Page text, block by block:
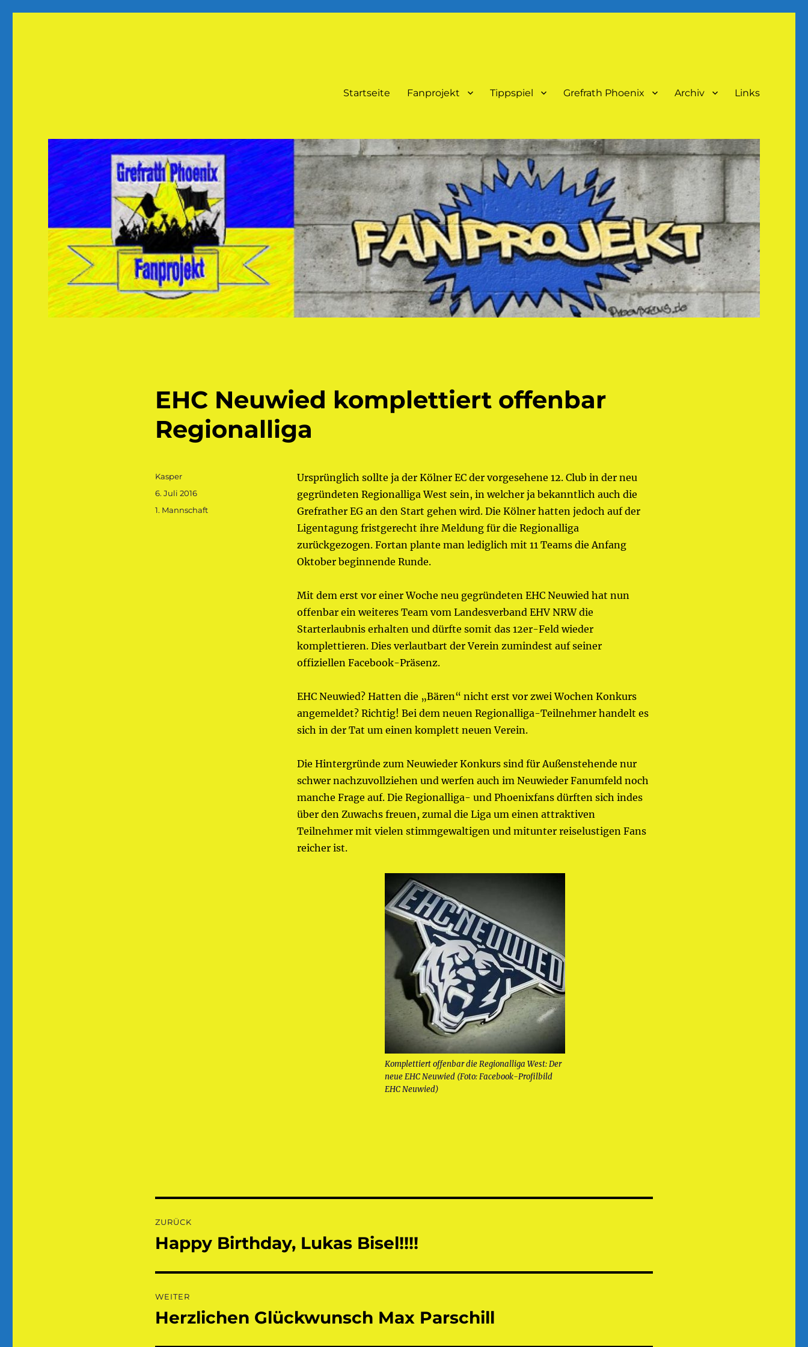
Startseite Fanprojekt Tippspiel Grefrath Phoenix Archiv Links
EHC Neuwied komplettiert offenbar
Regionalliga
Ursprünglich sollte ja der Kölner EC der vorgesehene 12. Club in der neu
gegründeten Regionalliga West sein, in welcher ja bekanntlich auch die
Grefrather EG an den Start gehen wird. Die Kölner hatten jedoch auf der
Ligentagung fristgerecht ihre Meldung für die Regionalliga
zurückgezogen. Fortan plante man lediglich mit 11 Teams die Anfang
Oktober beginnende Runde.
Mit dem erst vor einer Woche neu gegründeten EHC Neuwied hat nun
offenbar ein weiteres Team vom Landesverband EHV NRW die
Starterlaubnis erhalten und dürfte somit das 12er-Feld wieder
komplettieren. Dies verlautbart der Verein zumindest auf seiner
offiziellen Facebook-Präsenz.
EHC Neuwied? Hatten die „Bären“ nicht erst vor zwei Wochen Konkurs
angemeldet? Richtig! Bei dem neuen Regionalliga-Teilnehmer handelt es
sich in der Tat um einen komplett neuen Verein.
Die Hintergründe zum Neuwieder Konkurs sind für Außenstehende nur
schwer nachzuvollziehen und werfen auch im Neuwieder Fanumfeld noch
manche Frage auf. Die Regionalliga- und Phoenixfans dürften sich indes
über den Zuwachs freuen, zumal die Liga um einen attraktiven
Teilnehmer mit vielen stimmgewaltigen und mitunter reiselustigen Fans
reicher ist.
Komplettiert offenbar die Regionalliga West: Der
neue EHC Neuwied (Foto: Facebook-Profilbild
EHC Neuwied)
Autor
Kasper
Veröffentlicht
6. Juli 2016
Kategorien
1. Mannschaft
ZURÜCK
Vorheriger
Happy Birthday, Lukas Bisel!!!!
WEITER
Nächster
Herzlichen Glückwunsch Max Parschill